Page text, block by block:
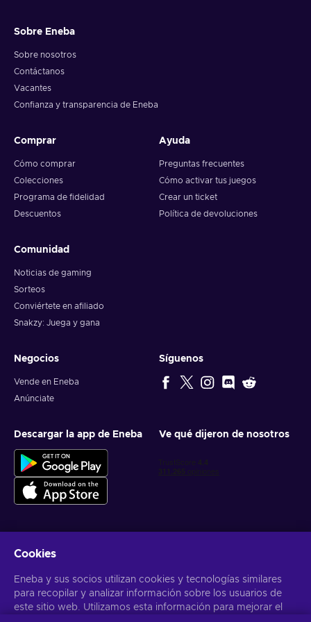
redeem your whole voucher at once. Once you’ve done that,
you should give it up to 30 minutes for your cryptocurrency
Sobre Eneba
Sobre nosotros
Contáctanos
Vacantes
Confianza y transparencia de Eneba
Comprar
Cómo comprar
Colecciones
Programa de fidelidad
Descuentos
Ayuda
Preguntas frecuentes
Cómo activar tus juegos
Crear un ticket
Política de devoluciones
Comunidad
Noticias de gaming
Sorteos
Conviértete en afiliado
Snakzy: Juega y gana
Negocios
Vende en Eneba
Anúnciate
Síguenos
Descargar la app de Eneba Ve qué dijeron de nosotros
Obtén ofertas personalizadas de videojuegos
Suscribirse
Puedes darte de baja en cualquier momento. Visita el apartadoAviso
Cookies
Eneba y sus socios utilizan cookies y tecnologías similares
para recopilar y analizar información sobre los usuarios de
este sitio web. Utilizamos esta información para mejorar el